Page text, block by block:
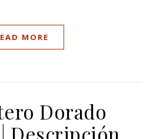
MORE
Dorado
Descripción